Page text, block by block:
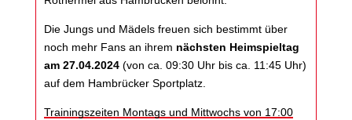
Die Jungs und Mädels freuen sich bestimmt über
noch mehr Fans an ihrem nächsten Heimspieltag
am 27.04.2024(von ca. 09:30 Uhr bis ca. 11:45 Uhr)
auf dem Hambrücker Sportplatz.
Trainingszeiten Montags und Mittwochs von 17:00